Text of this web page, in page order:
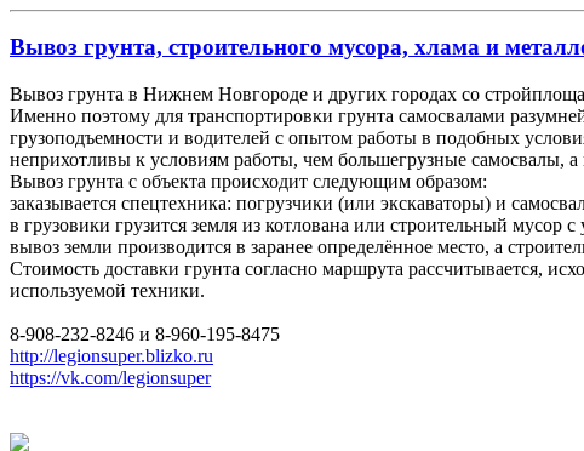
Вывоз грунта, строительного мусора, хлама и
Вывоз грунта в Нижнем Новгороде и других городах со
Именно поэтому для транспортировки грунта самосвалами
грузоподъемности и водителей с опытом работы в подобных
неприхотливы к условиям работы, чем большегрузные самосвалы, а
Вывоз грунта с объекта происходит следующим образом:
заказывается спецтехника: погрузчики (или экскаваторы) и
в грузовики грузится земля из котлована или строительный мусор с
вывоз земли производится в заранее определённое место, а
Стоимость доставки грунта согласно маршрута рассчитывается,
используемой техники.
8-908-232-8246 и 8-960-195-8475
http://legionsuper.blizko.ru
https://vk.com/legionsuper